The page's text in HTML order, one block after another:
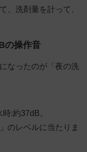
、洗剤量を計って、
の操作音
なったのが「夜の洗
:約37dB。
のレベルに当たりま